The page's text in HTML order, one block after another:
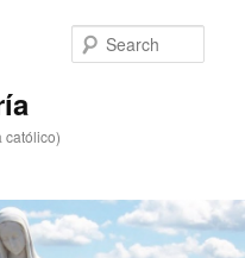
católico)